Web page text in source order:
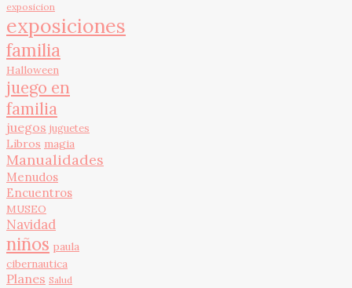
exposicion
exposiciones
familia
Halloween
juego en
familia
juegos juguetes
Libros magia
Manualidades
Menudos
Encuentros
MUSEO
Navidad
niños paula
cibernautica
Planes Salud